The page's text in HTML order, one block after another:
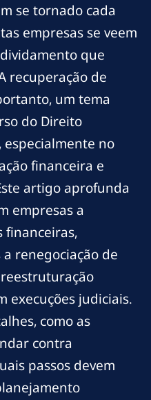
se tornado cada
empresas se veem
que
recuperação de
um tema
do Direito
especialmente no
financeira e
artigo aprofunda
empresas a
financeiras,
renegociação de
execuções judiciais.
como as
contra
passos devem